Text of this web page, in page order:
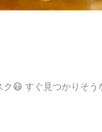
😷 すぐ見つかりそう